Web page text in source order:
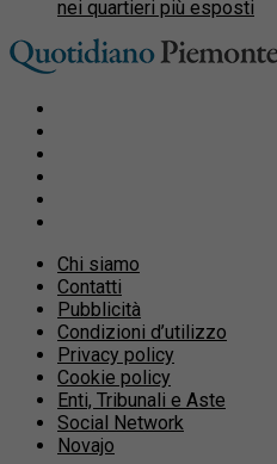
nei quartieri più esposti
Chi siamo
Contatti
Pubblicità
Condizioni d’utilizzo
Privacy policy
Cookie policy
Enti, Tribunali e Aste
Social Network
Novajo